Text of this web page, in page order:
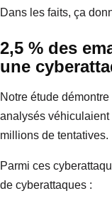
Dans les faits, ça
2,5 % des
une
Notre étude
analysés
millions de tentatives.
Parmi ces
de cyberattaques :